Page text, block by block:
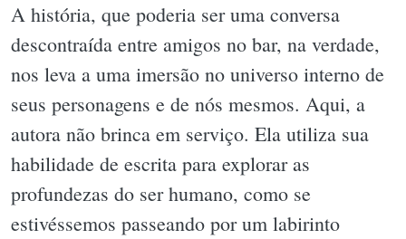
A história, que poderia ser uma conversa
descontraída entre amigos no bar, na verdade,
nos leva a uma imersão no universo interno de
seus personagens e de nós mesmos. Aqui, a
autora não brinca em serviço. Ela utiliza sua
habilidade de escrita para explorar as
profundezas do ser humano, como se
estivéssemos passeando por um labirinto